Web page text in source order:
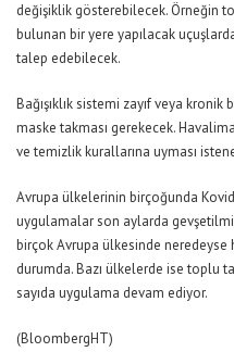
değişiklik gösterebilecek. Örneğin
bulunan bir yere yapılacak
talep edebilecek.
Bağışıklık sistemi zayıf veya
maske takması gerekecek.
ve temizlik kurallarına uyması
Avrupa ülkelerinin birçoğunda
uygulamalar son aylarda
birçok Avrupa ülkesinde neredeyse
durumda. Bazı ülkelerde ise toplu
sayıda uygulama devam ediyor.
(BloombergHT)